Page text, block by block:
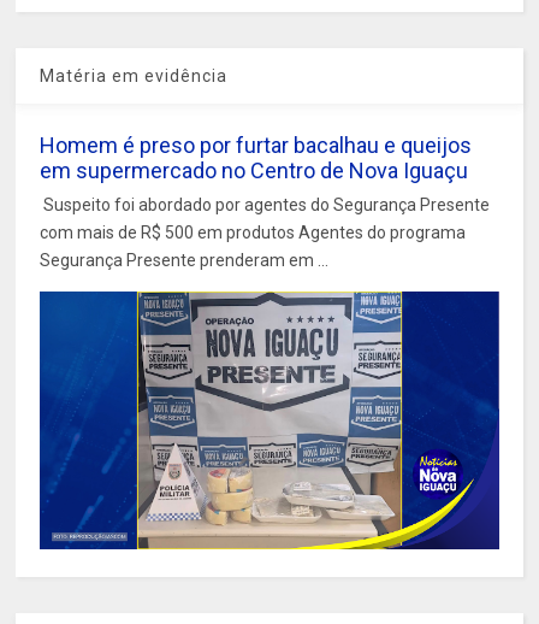
Matéria em evidência
Homem é preso por furtar bacalhau e queijos
em supermercado no Centro de Nova Iguaçu
Suspeito foi abordado por agentes do Segurança Presente
com mais de R$ 500 em produtos Agentes do programa
Segurança Presente prenderam em ...